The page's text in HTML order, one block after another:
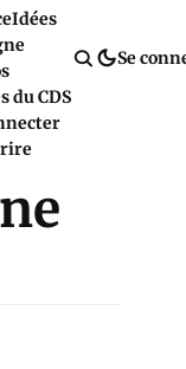
Idées
du CDS
Se